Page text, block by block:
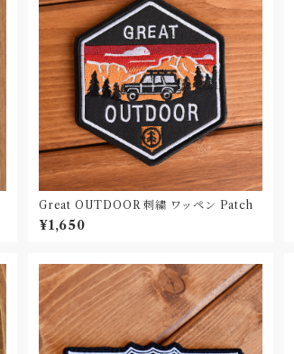
Great OUTDOOR 刺繍 ワッペン Patch
¥1,650